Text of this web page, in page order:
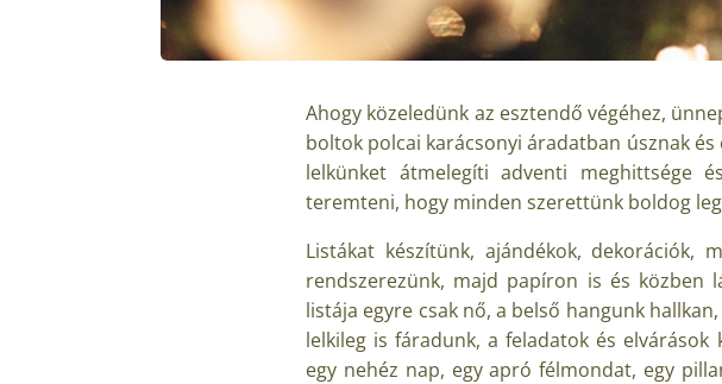
Ahogy közeledünk az esztendő végéhez,
boltok polcai karácsonyi áradatban úsznak
lelkünket átmelegíti adventi meghittsége
teremteni, hogy minden szerettünk boldog
Listákat készítünk, ajándékok, dekorációk,
rendszerezünk, majd papíron is és közben
listája egyre csak nő, a belső hangunk
lelkileg is fáradunk, a feladatok és
egy nehéz nap, egy apró félmondat, egy